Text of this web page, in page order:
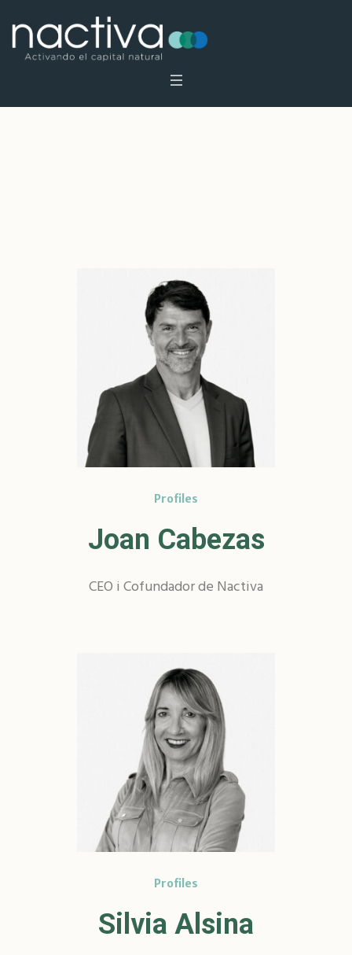
Profiles
Joan Cabezas
CEO i Cofundador de Nactiva
Profiles
Silvia Alsina